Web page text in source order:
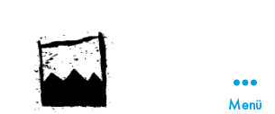
Menü